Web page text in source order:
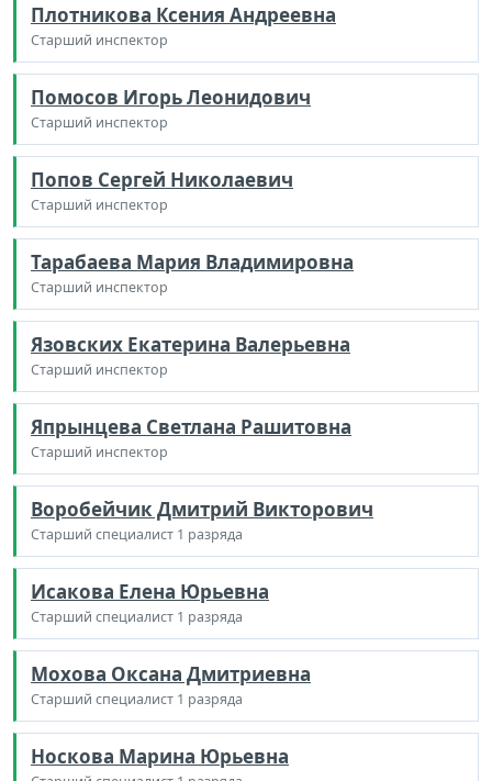
Плотникова Ксения Андреевна
Старший инспектор
Помосов Игорь Леонидович
Старший инспектор
Попов Сергей Николаевич
Старший инспектор
Тарабаева Мария Владимировна
Старший инспектор
Язовских Екатерина Валерьевна
Старший инспектор
Япрынцева Светлана Рашитовна
Старший инспектор
Воробейчик Дмитрий Викторович
Старший специалист 1 разряда
Исакова Елена Юрьевна
Старший специалист 1 разряда
Мохова Оксана Дмитриевна
Старший специалист 1 разряда
Носкова Марина Юрьевна